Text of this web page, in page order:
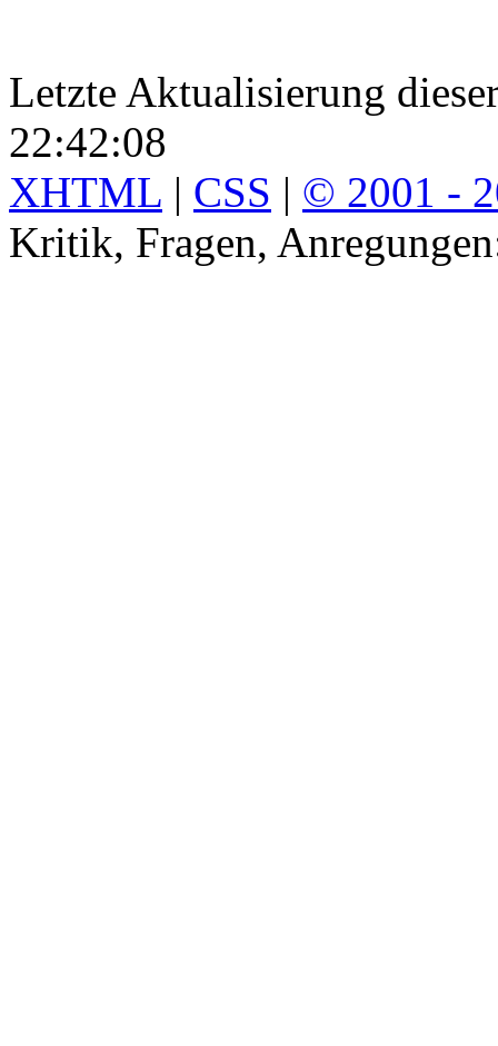
Letzte Aktualisierung
22:42:08
XHTML | CSS | © 2001 -
Kritik, Fragen,